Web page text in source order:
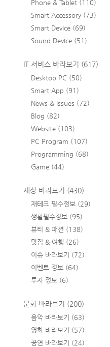
Phone & Tablet (110)
Smart Accessory (73)
Smart Device (69)
Sound Device (51)
IT 서비스 바라보기 (617)
Desktop PC (50)
Smart App (91)
News & Issues (72)
Blog (82)
Website (103)
PC Program (107)
Programming (68)
Game (44)
세상 바라보기 (430)
재테크 필수정보 (29)
생활필수정보 (95)
뷰티 & 패션 (138)
맛집 & 여행 (26)
이슈 바라보기 (72)
이벤트 정보 (64)
투자 정보 (6)
문화 바라보기 (200)
음악 바라보기 (63)
영화 바라보기 (57)
공연 바라보기 (24)